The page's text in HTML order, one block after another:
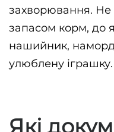
захворювання. Не
запасом корм, до
нашийник,
улюблену іграшку.
Які